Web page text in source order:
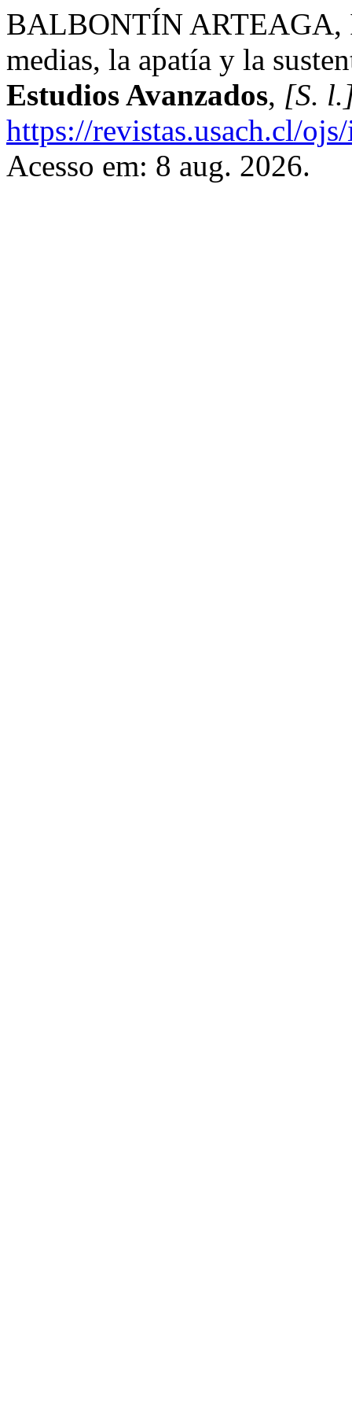
BALBONTÍN ARTEAGA,
medias, la apatía y la
Estudios Avanzados, [S.
https://revistas.usach.cl/
Acesso em: 8 aug. 2026.